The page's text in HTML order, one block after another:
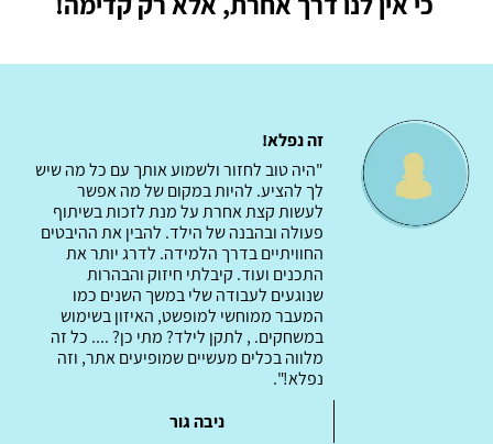
זה נפלא!
"היה טוב לחזור ולשמוע אותך עם כל מה שיש
לך להציע. להיות במקום של מה אפשר
לעשות קצת אחרת על מנת לזכות בשיתוף
פעולה ובהבנה של הילד. להבין את ההיבטים
החוויתיים בדרך הלמידה. לדרג יותר את
התכנים ועוד. קיבלתי חיזוק והבהרות
שנוגעים לעבודה שלי במשך השנים כמו
המעבר ממוחשי למופשט, האיזון בשימוש
במשחקים. , לתקן לילד? מתי כן? .... כל זה
מלווה בכלים מעשיים שמופיעים אתר, וזה
נפלא!".
ניבה גור